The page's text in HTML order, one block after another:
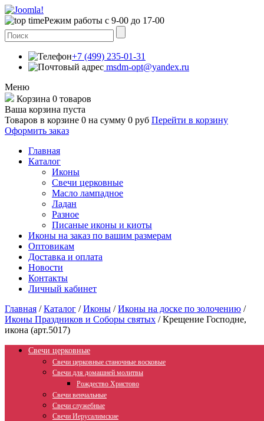
Режим работы с 9-00 до 17-00
+7 (499) 235-01-31
msdm-opt@yandex.ru
Меню
Корзина 0 товаров
Ваша корзина пуста
Товаров в корзине 0 на сумму 0 руб Перейти в корзину
Оформить заказ
Главная
Каталог
Иконы
Свечи церковные
Масло лампадное
Ладан
Разное
Писаные иконы и киоты
Иконы на заказ по вашим размерам
Оптовикам
Доставка и оплата
Новости
Контакты
Личный кабинет
Главная /Каталог /Иконы /Иконы на доске по золочению /
Иконы Праздников и Соборы святых /Крещение Господне,
икона (арт.5017)
Свечи церковные
Свечи церковные станочные восковые
Свечи для домашней молитвы
Рождество Христово
Свечи венчальные
Свечи служебные
Свечи Иерусалимские